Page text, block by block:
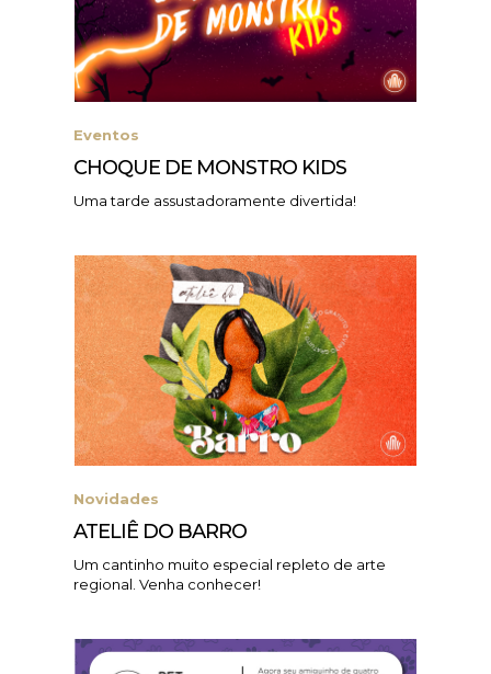
Eventos
CHOQUE DE MONSTRO KIDS
Uma tarde assustadoramente divertida!
Novidades
ATELIÊ DO BARRO
Um cantinho muito especial repleto de arte
regional. Venha conhecer!